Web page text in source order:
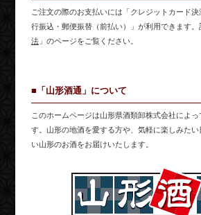
ご注文の際のお支払いには「クレジットカード
行振込・郵便振替（前払い）」が利用できます。
法」のページをご覧ください。
■「山形酒通」について
このホームページは山形県酒類卸株式会社によ
す。山形の地酒を愛する方や、気軽に楽しみたい
い山形のお酒をお届けいたします。